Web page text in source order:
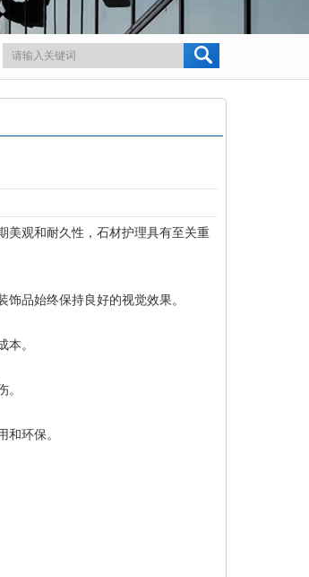
美观和耐久性，石材护理具有至关重
品始终保持良好的视觉效果。
。
环保。